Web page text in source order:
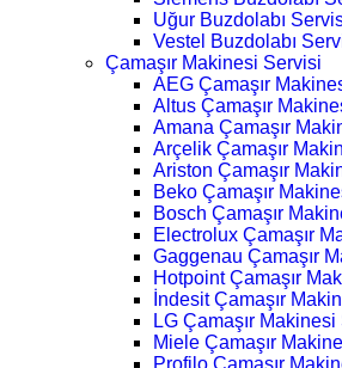
Uğur Buzdolabı
Vestel Buzdolabı
Çamaşır Makinesi Servisi
AEG Çamaşır
Altus Çamaşır
Amana Çamaşır
Arçelik Çamaşır
Ariston Çamaşır
Beko Çamaşır
Bosch Çamaşır
Electrolux Çamaşır
Gaggenau Çamaşır
Hotpoint Çamaşır
İndesit Çamaşır
LG Çamaşır
Miele Çamaşır
Profilo Çamaşır